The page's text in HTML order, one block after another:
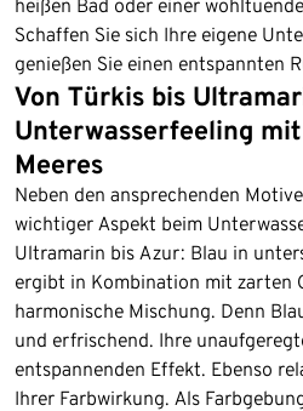
heißen Bad oder einer
Schaffen Sie sich Ihre eigene
genießen Sie einen entspannten
Von Türkis bis
Unterwasserfeeling
Meeres
Neben den ansprechenden
wichtiger Aspekt beim
Ultramarin bis Azur: Blau in
ergibt in Kombination mit zarten
harmonische Mischung. Denn
und erfrischend. Ihre
entspannenden Effekt. Ebenso
Ihrer Farbwirkung. Als